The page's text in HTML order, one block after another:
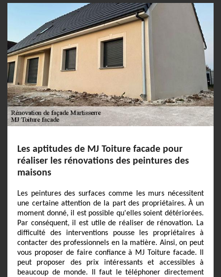
Les aptitudes de MJ Toiture facade pour
réaliser les rénovations des peintures des
maisons
Les peintures des surfaces comme les murs nécessitent
une certaine attention de la part des propriétaires. À un
moment donné, il est possible qu'elles soient détériorées.
Par conséquent, il est utile de réaliser de rénovation. La
difficulté des interventions pousse les propriétaires à
contacter des professionnels en la matière. Ainsi, on peut
vous proposer de faire confiance à MJ Toiture facade. Il
peut proposer des prix intéressants et accessibles à
beaucoup de monde. Il faut le téléphoner directement